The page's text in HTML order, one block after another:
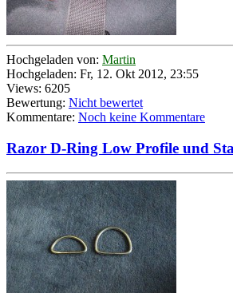
Hochgeladen von: Martin
Hochgeladen: Fr, 12. Okt 2012, 23:55
Views: 6205
Bewertung: Nicht bewertet
Kommentare: Noch keine Kommentare
Razor D-Ring Low Profile und